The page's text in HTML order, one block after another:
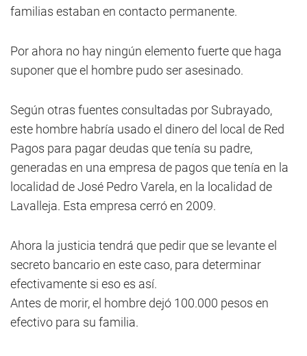
familias estaban en contacto permanente.
Por ahora no hay ningún elemento fuerte que haga
suponer que el hombre pudo ser asesinado.
Según otras fuentes consultadas por Subrayado,
este hombre habría usado el dinero del local de Red
Pagos para pagar deudas que tenía su padre,
generadas en una empresa de pagos que tenía en la
localidad de José Pedro Varela, en la localidad de
Lavalleja. Esta empresa cerró en 2009.
Ahora la justicia tendrá que pedir que se levante el
secreto bancario en este caso, para determinar
efectivamente si eso es así.
Antes de morir, el hombre dejó 100.000 pesos en
efectivo para su familia.